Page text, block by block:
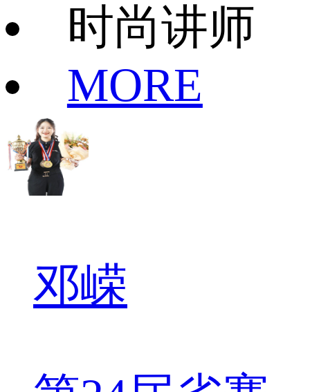
时尚讲师
MORE
邓嵘